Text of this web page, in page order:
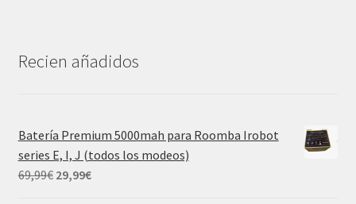
Recien añadidos
Batería Premium 5000mah para Roomba Irobot
series E, I, J (todos los modeos)
69,99€ El
29,99€El